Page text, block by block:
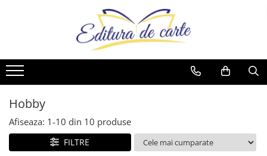
Capital
Evenimentul Zilei
Artă
Beletristică
Cele mai vândute
Cultură generală
Cărți pentru copii
Cărți
Reviste
Capital
Evenimentul Istoric
electronice
Reviste
Comunicate
Cărți
Reviste
Hobby
Afiseaza: 1-10 din 10 produse
FILTRE